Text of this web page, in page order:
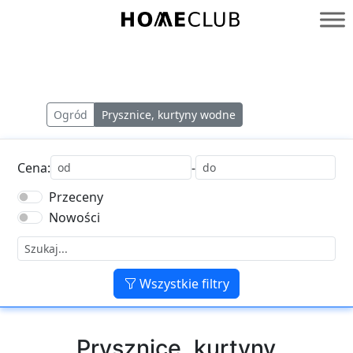
Homeclub
Ogród Prysznice, kurtyny wodne
Cena:
-
Przeceny
Nowości
Wszystkie filtry